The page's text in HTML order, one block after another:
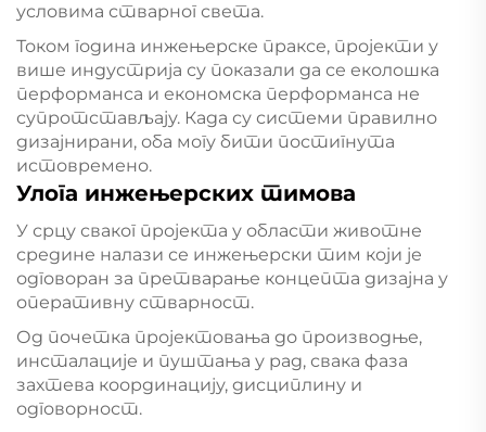
условима стварног света.
Током година инжењерске праксе, пројекти у
више индустрија су показали да се еколошка
перформанса и економска перформанса не
супротстављају. Када су системи правилно
дизајнирани, оба могу бити постигнута
истовремено.
Улога инжењерских тимова
У срцу сваког пројекта у области животне
средине налази се инжењерски тим који је
одговоран за претварање концепта дизајна у
оперативну стварност.
Од почетка пројектовања до производње,
инсталације и пуштања у рад, свака фаза
захтева координацију, дисциплину и
одговорност.